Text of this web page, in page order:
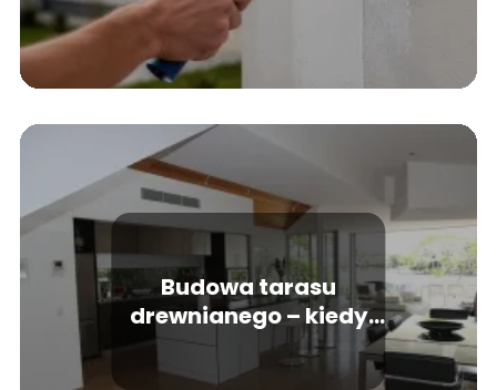
Budowa tarasu
drewnianego – kiedy
warto rozpocząć
inwestycję?